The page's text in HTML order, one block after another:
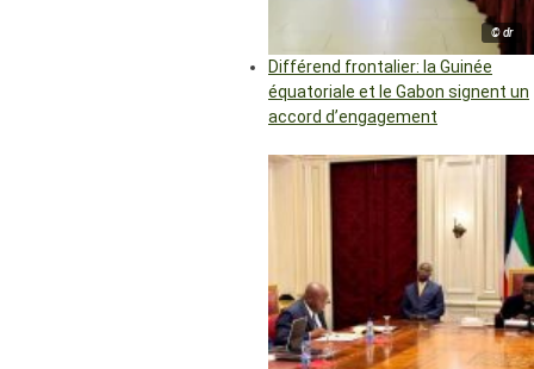
© dr
Différend frontalier: la Guinée
équatoriale et le Gabon signent un
accord d’engagement